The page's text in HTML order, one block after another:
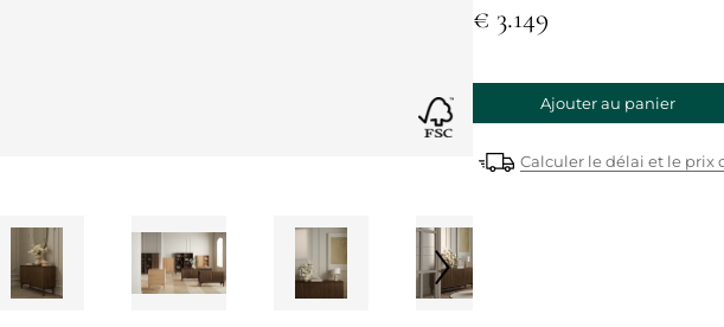
€ 3.149
Ajouter au panier
Calculer le délai et le prix